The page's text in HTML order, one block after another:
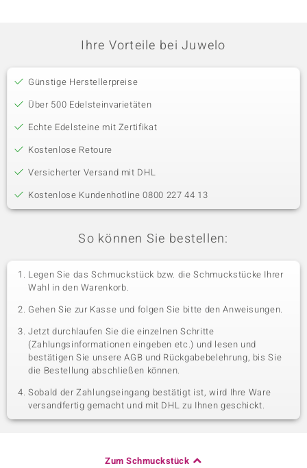
Ihre Vorteile bei Juwelo
Günstige Herstellerpreise
Über 500 Edelsteinvarietäten
Echte Edelsteine mit Zertifikat
Kostenlose Retoure
Versicherter Versand mit DHL
Kostenlose Kundenhotline 0800 227 44 13
So können Sie bestellen:
Legen Sie das Schmuckstück bzw. die Schmuckstücke Ihrer
Wahl in den Warenkorb.
Gehen Sie zur Kasse und folgen Sie bitte den Anweisungen.
Jetzt durchlaufen Sie die einzelnen Schritte
(Zahlungsinformationen eingeben etc.) und lesen und
bestätigen Sie unsere AGB und Rückgabebelehrung, bis Sie
die Bestellung abschließen können.
Sobald der Zahlungseingang bestätigt ist, wird Ihre Ware
versandfertig gemacht und mit DHL zu Ihnen geschickt.
Zum Schmuckstück